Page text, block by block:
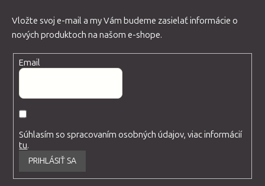
Vložte svoj e-mail a my Vám budeme zasielať informácie o
nových produktoch na našom e-shope.
Email
Súhlasím so spracovaním osobných údajov, viac informácií
tu.
PRIHLÁSIŤ SA